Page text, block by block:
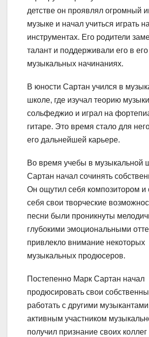
детстве он проявлял огромный
музыке и начал учиться играть
инструментах. Его родители
талант и поддерживали его в его
музыкальных начинаниях.
В юности Сартан учился в
школе, где изучал теорию
сольфеджио и играл на
гитаре. Это время стало для
его дальнейшей карьере.
Во время учебы в музыкальной
Сартан начал сочинять
Он ощутил себя композитором и
себя свои творческие
песни были проникнуты
глубокими эмоциональными
привлекло внимание некоторых
музыкальных продюсеров.
Постепенно Марк Сартан начал
продюсировать свои
работать с другими
активным участником
получил признание своих коллег